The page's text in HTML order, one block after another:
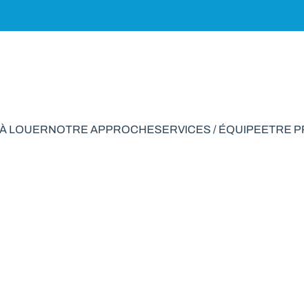
À LOUERNOTRE APPROCHESERVICES / ÉQUIPEETRE
à vendre en